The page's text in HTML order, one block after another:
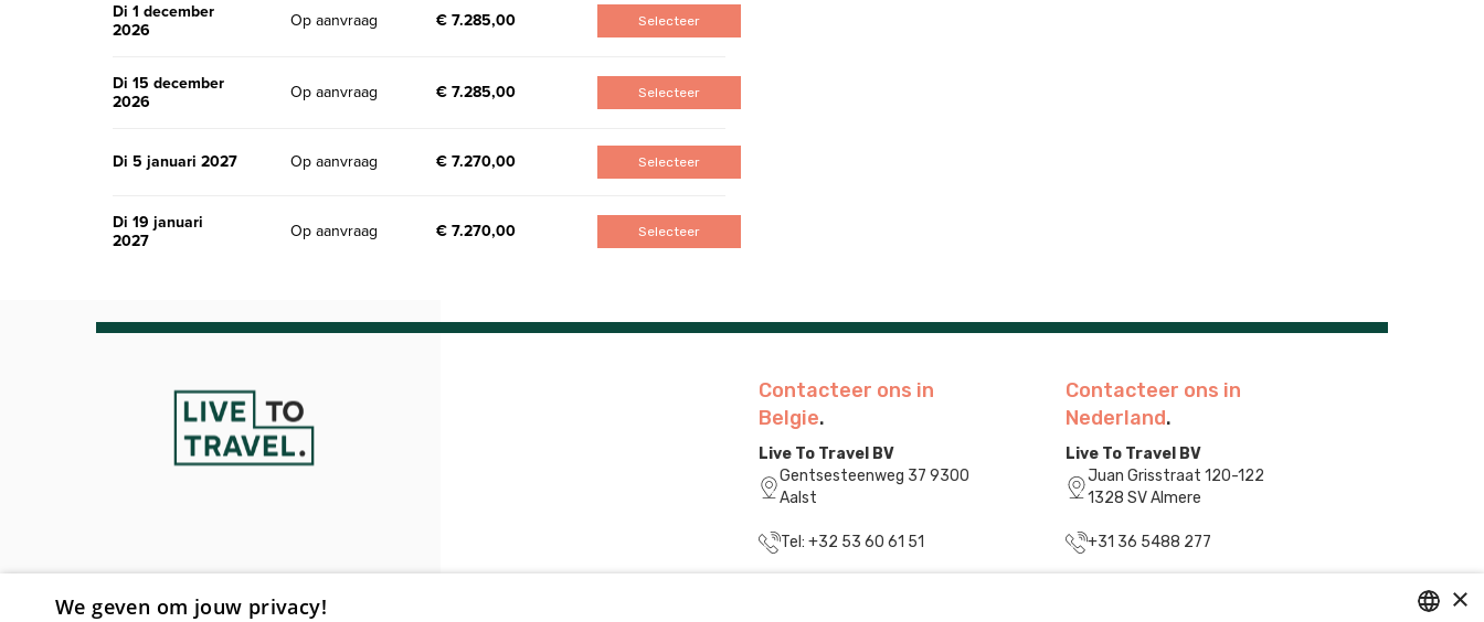
di 1 december
2026
Op aanvraag € 7.285,00 Selecteer
di 15 december
2026
Op aanvraag € 7.285,00 Selecteer
di 5 januari 2027 Op aanvraag € 7.270,00 Selecteer
di 19 januari
2027
Op aanvraag € 7.270,00 Selecteer
Contacteer ons in
Belgie.
Live To Travel BV
Gentsesteenweg 37 9300
Aalst
Tel: +32 53 60 61 51
Contacteer ons in
Nederland.
Live To Travel BV
Juan Grisstraat 120-122
1328 SV Almere
+31 36 5488 277
×
We geven om jouw privacy!